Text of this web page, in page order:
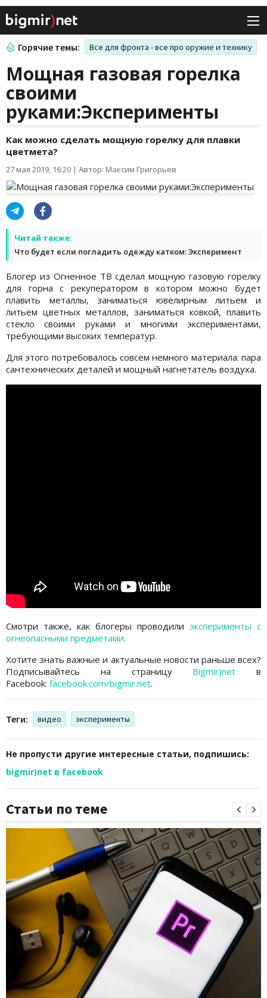
Горячие темы: Все для фронта - все про оружие и технику
Мощная газовая горелка
своими
руками:Эксперименты
Как можно сделать мощную горелку для плавки
цветмета?
27 мая 2019, 16:20 | Автор: Максим Григорьев
Читай также:
Что будет если погладить одежду катком: Эксперимент
Блогер из Огненное ТВ сделал мощную газовую горелку
для горна с рекуператором в котором можно будет
плавить металлы, заниматься ювелирным литьем и
литьем цветных металлов, заниматься ковкой, плавить
стекло своими руками и многими экспериментами,
требующими высоких температур.
Для этого потребовалось совсем немного материала: пара
сантехнических деталей и мощный нагнетатель воздуха.
Смотри также, как блогеры проводили эксперименты с
огнеопасными предметами.
Хотите знать важные и актуальные новости раньше всех?
Подписывайтесь на страницу Bigmir)net в
Facebook: facebook.com/bigmir.net.
Теги: видео эксперименты
Не пропусти другие интересные статьи, подпишись:
bigmir)net в facebook
Статьи по теме